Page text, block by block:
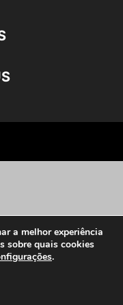
a melhor experiência
sobre quais cookies
.